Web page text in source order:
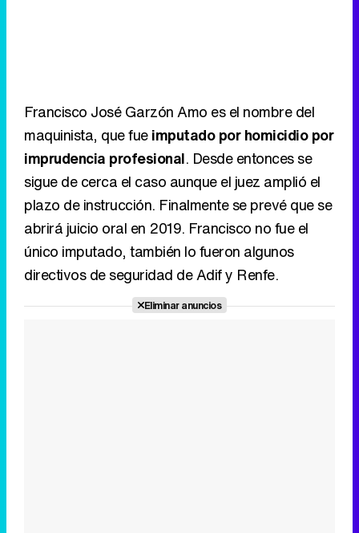
Francisco José Garzón Amo es el nombre del
maquinista, que fueimputado por homicidio por
imprudencia profesional. Desde entonces se
sigue de cerca el caso aunque el juez amplió el
plazo de instrucción. Finalmente se prevé que se
abrirá juicio oral en 2019. Francisco no fue el
único imputado, también lo fueron algunos
directivos de seguridad de Adif y Renfe.
Eliminar anuncios